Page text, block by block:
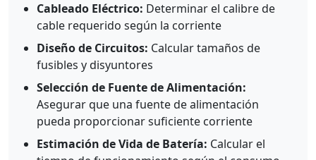
Cableado Eléctrico: Determinar el calibre de
cable requerido según la corriente
Diseño de Circuitos: Calcular tamaños de
fusibles y disyuntores
Selección de Fuente de Alimentación:
Asegurar que una fuente de alimentación
pueda proporcionar suficiente corriente
Estimación de Vida de Batería: Calcular el